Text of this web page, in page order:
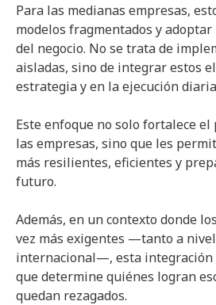
Para las medianas empresas,
modelos fragmentados y
del negocio. No se trata de
aisladas, sino de integrar estos
estrategia y en la ejecución
Este enfoque no solo fortalece
las empresas, sino que les
más resilientes, eficientes y
futuro.
Además, en un contexto donde
vez más exigentes —tanto a
internacional—, esta integración
que determine quiénes logran
quedan rezagados.